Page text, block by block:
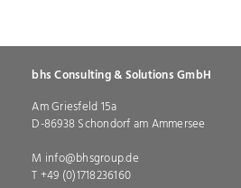
SUCHEN
MITARBEITER
-
WIR
FINDEN
SIE
bhs Consulting & Solutions GmbH
Am Griesfeld 15a
D-86938Schondorf am Ammersee
info@bhsgroup.de
+49 (0)1718236160